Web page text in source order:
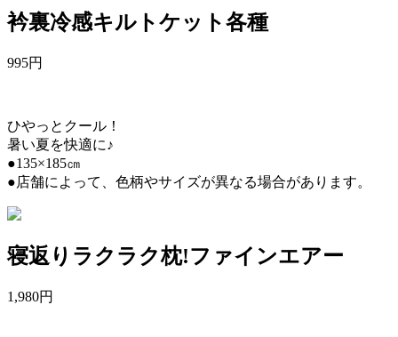
衿裏冷感キルトケット各種
995円
ひやっとクール！
暑い夏を快適に♪
●135×185㎝
●店舗によって、色柄やサイズが異なる場合があります。
寝返りラクラク枕!ファインエアー
1,980円